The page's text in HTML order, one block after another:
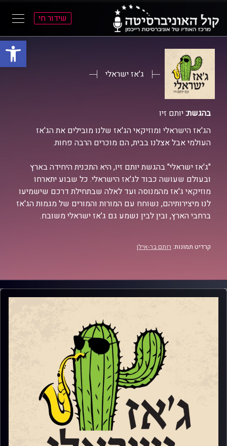
פתח
שידור חי
ג'אז ישראלי
בהגשת:יותם זיו
הג'אז הישראלי ומוזיקאי הג'אז שלנו מובילים את הג'אז
העולמי אבל אצלנו בבית, הם מוכרים הרבה פחות.
"ג'אז ישראלי" בהגשת יותם זיו, היא התכנית היחידה בארץ
ובעולם שעושה כבוד לג'אז הישראלי. כל שבוע יתארחו
מוזיקאי ג'אז מהמנוסה ועד לאלה שבתחילת דרכם שישמיעו
לנו מיצירותיהם, נשוחח עם המורות והמורים של מגמות הג'אז
ברחבי הארץ, ובין לבין נשמע גם ג'אז ישראלי משובח.
קרדיט תמונות: רותם בר-אילן